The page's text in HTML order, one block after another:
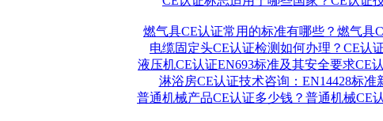
燃气具CE认证常用的标准有哪些？燃气具
电缆固定头CE认证检测如何办理？CE认
液压机CE认证EN693标准及其安全要求CE
淋浴房CE认证技术咨询：EN14428标准
普通机械产品CE认证多少钱？普通机械CE